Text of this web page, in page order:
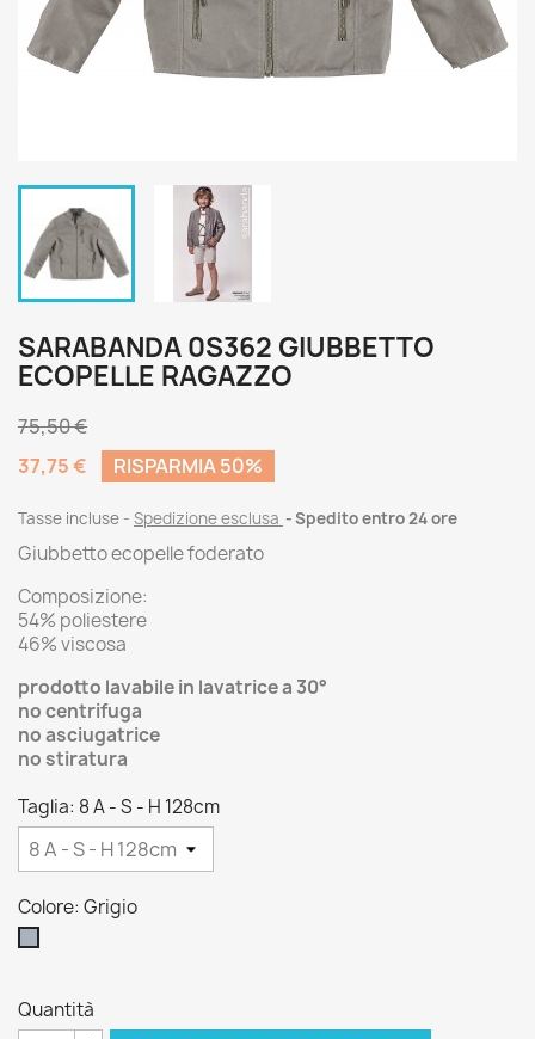
SARABANDA 0S362 GIUBBETTO
ECOPELLE RAGAZZO
75,50 €
37,75 €
RISPARMIA 50%
Tasse incluse Spedizione esclusa Spedito entro 24 ore
Giubbetto ecopelle foderato
Composizione:
54% poliestere
46% viscosa
prodotto lavabile in lavatrice a 30°
no centrifuga
no asciugatrice
no stiratura
Taglia: 8 A - S - H 128cm
Colore: Grigio
Quantità